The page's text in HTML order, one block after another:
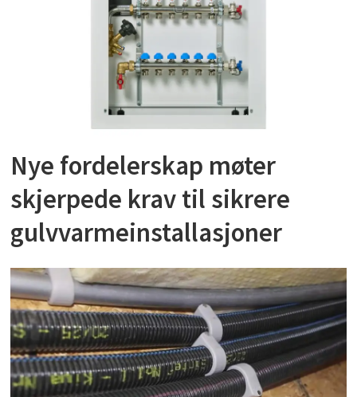
Nye fordelerskap møter
skjerpede krav til sikrere
gulvvarmeinstallasjoner